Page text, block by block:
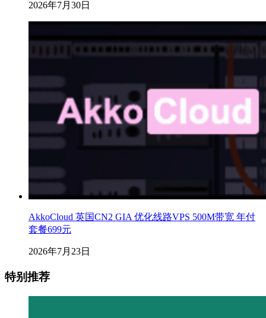
2026年7月30日
AkkoCloud 英国CN2 GIA 优化线路VPS 500M带宽 年付
套餐699元
2026年7月23日
特别推荐